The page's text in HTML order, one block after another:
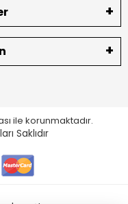
ile korunmaktadır.
Saklıdır